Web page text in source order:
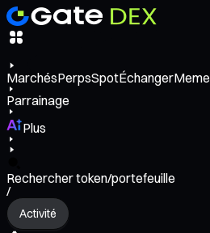
MarchésPerpsSpotÉchangerMeme
Parrainage
Plus
Rechercher token/portefeuille
/
Activité